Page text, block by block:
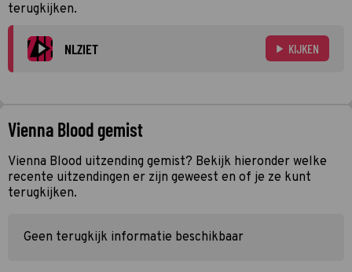
terugkijken.
NLZIET KIJKEN
Vienna Blood gemist
Vienna Blood uitzending gemist? Bekijk hieronder welke
recente uitzendingen er zijn geweest en of je ze kunt
terugkijken.
Geen terugkijk informatie beschikbaar